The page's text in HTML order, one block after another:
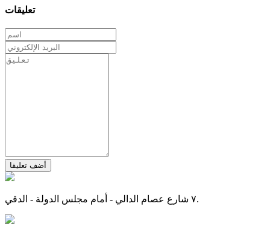
تعليقات
أضف تعليقا
٧ شارع عصام الدالي - أمام مجلس الدولة - الدقي.